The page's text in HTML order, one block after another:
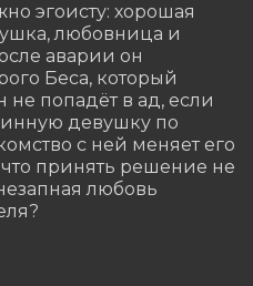
эгоисту: хорошая
любовница и
аварии он
Беса, который
не попадёт в ад, если
девушку по
с ней меняет его
принять решение не
любовь